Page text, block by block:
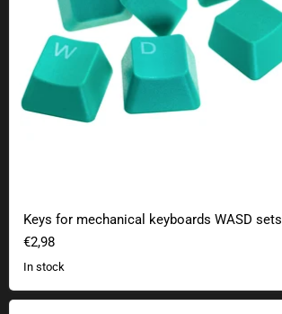
Keys for mechanical keyboards WASD sets
€2,98
In stock